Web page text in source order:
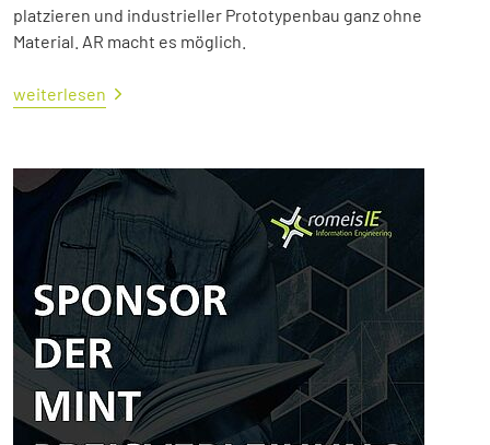
platzieren und industrieller Prototypenbau ganz ohne
Material. AR macht es möglich.
weiterlesen